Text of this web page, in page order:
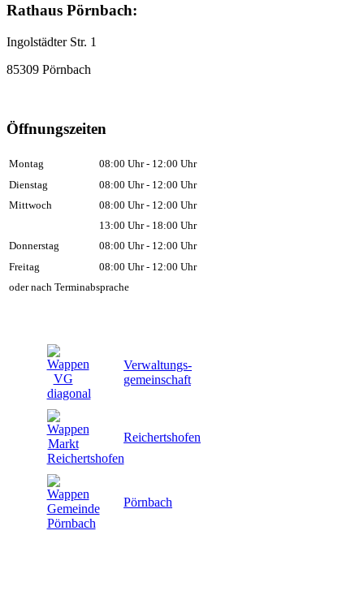
Rathaus Pörnbach:
Ingolstädter Str. 1
85309 Pörnbach
Öffnungszeiten
Montag
08:00 Uhr - 12:00 Uhr
Dienstag
08:00 Uhr - 12:00 Uhr
Mittwoch
08:00 Uhr - 12:00 Uhr
13:00 Uhr - 18:00 Uhr
Donnerstag
08:00 Uhr - 12:00 Uhr
Freitag
08:00 Uhr - 12:00 Uhr
oder nach Terminabsprache
Verwaltungs-
gemeinschaft
Reichertshofen
Pörnbach